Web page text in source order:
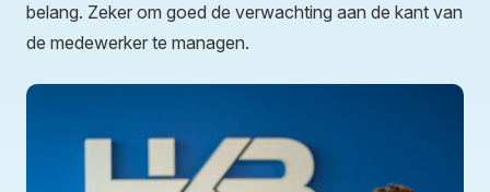
belang. Zeker om goed de verwachting aan de kant van
de medewerker te managen.